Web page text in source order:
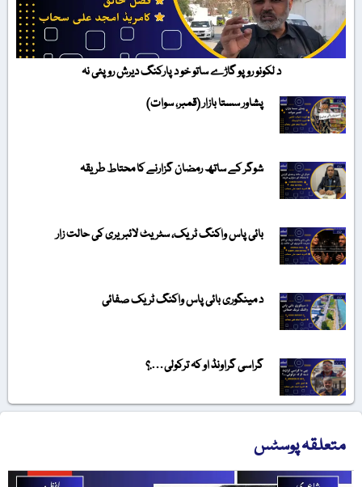
د لکونو روپو گاڑے ساتو خو د پارکنگ دیرش روپئی نہ
پشاور سستا بازار (قمبر، سوات)
شوگر کے ساتھ رمضان گزارنے کا محتاط طریقہ
بائی پاس واکنگ ٹریک، سٹریٹ لائبریری کی حالت زار
د مینگوری بائی پاس واکنگ ٹریک صفائی
گراسی گراونڈ او کہ ترکولی….؟
متعلقہ پوسٹس